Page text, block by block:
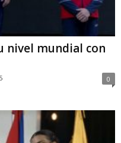
nivel mundial con
0